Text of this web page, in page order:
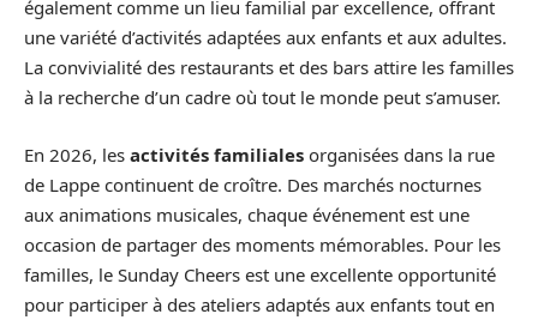
également comme un lieu familial par excellence, offrant
une variété d’activités adaptées aux enfants et aux adultes.
La convivialité des restaurants et des bars attire les familles
à la recherche d’un cadre où tout le monde peut s’amuser.
En 2026, les activités familiales organisées dans la rue
de Lappe continuent de croître. Des marchés nocturnes
aux animations musicales, chaque événement est une
occasion de partager des moments mémorables. Pour les
familles, le Sunday Cheers est une excellente opportunité
pour participer à des ateliers adaptés aux enfants tout en